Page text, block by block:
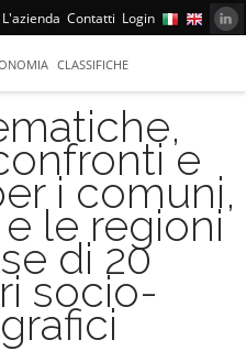
L'azienda Contatti Login
CLASSIFICHE
e
i comuni,
le regioni
di 20
socio-